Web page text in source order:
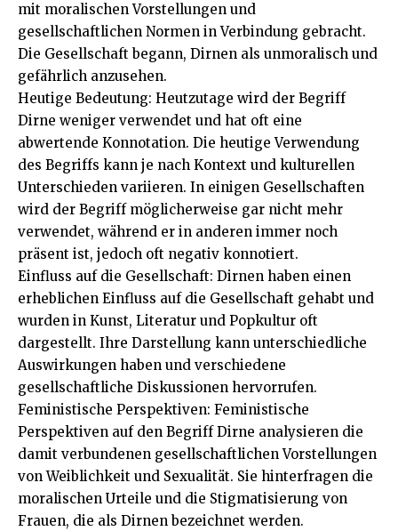
mit moralischen Vorstellungen und
gesellschaftlichen Normen in Verbindung gebracht.
Die Gesellschaft begann, Dirnen als unmoralisch und
gefährlich anzusehen.
Heutige Bedeutung: Heutzutage wird der Begriff
Dirne weniger verwendet und hat oft eine
abwertende Konnotation. Die heutige Verwendung
des Begriffs kann je nach Kontext und kulturellen
Unterschieden variieren. In einigen Gesellschaften
wird der Begriff möglicherweise gar nicht mehr
verwendet, während er in anderen immer noch
präsent ist, jedoch oft negativ konnotiert.
Einfluss auf die Gesellschaft: Dirnen haben einen
erheblichen Einfluss auf die Gesellschaft gehabt und
wurden in Kunst, Literatur und Popkultur oft
dargestellt. Ihre Darstellung kann unterschiedliche
Auswirkungen haben und verschiedene
gesellschaftliche Diskussionen hervorrufen.
Feministische Perspektiven: Feministische
Perspektiven auf den Begriff Dirne analysieren die
damit verbundenen gesellschaftlichen Vorstellungen
von Weiblichkeit und Sexualität. Sie hinterfragen die
moralischen Urteile und die Stigmatisierung von
Frauen, die als Dirnen bezeichnet werden.